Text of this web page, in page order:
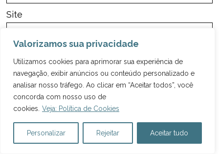
Valorizamos sua privacidade
Utilizamos cookies para aprimorar sua experiência de
navegação, exibir anúncios ou conteúdo personalizado e
analisar nosso tráfego. Ao clicar em “Aceitar todos”, você
concorda com nosso uso de
cookies. Veja: Política de Cookies
Personalizar Rejeitar Aceitar tudo
Site
Notifique-me sobre novos comentários por e-mail.
Notifique-me sobre novas publicações por e-mail.
<POSTS ANTERIORES PRÓXIMOS POSTS>